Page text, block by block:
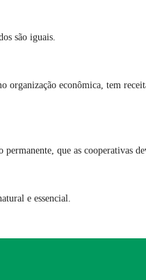
são iguais.
econômica, tem
que as cooperativas
e essencial.